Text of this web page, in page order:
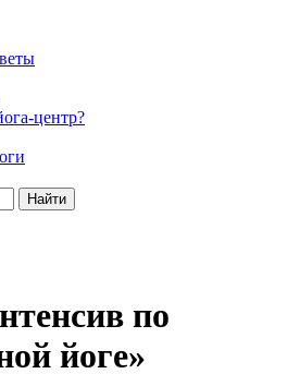
центр?
Найти
по
йоге»